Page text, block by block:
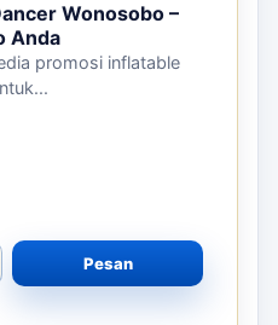
Wonosobo –
Anda
promosi inflatable
Rp5.000.000.
Rp3.500.000.
Pesan